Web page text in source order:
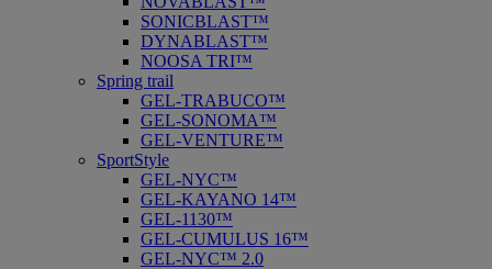
SONICBLAST™
DYNABLAST™
NOOSA TRI™
Spring trail
GEL-TRABUCO™
GEL-SONOMA™
GEL-VENTURE™
SportStyle
GEL-NYC™
GEL-KAYANO 14™
GEL-1130™
GEL-CUMULUS 16™
GEL-NYC™ 2.0